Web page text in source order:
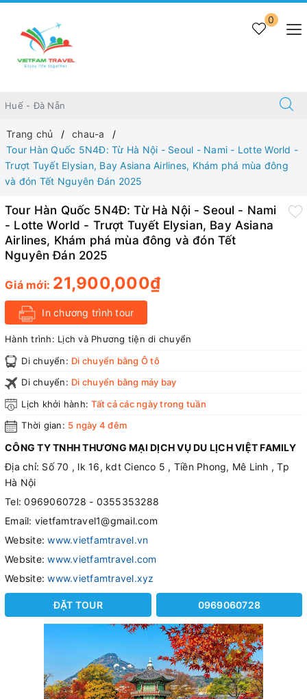
0
Trang chủ
chau-a
Tour Hàn Quốc 5N4Đ: Từ Hà Nội - Seoul - Nami - Lotte World -
Trượt Tuyết Elysian, Bay Asiana Airlines, Khám phá mùa đông
và đón Tết Nguyên Đán 2025
Tour Hàn Quốc 5N4Đ: Từ Hà Nội - Seoul - Nami
- Lotte World - Trượt Tuyết Elysian, Bay Asiana
Airlines, Khám phá mùa đông và đón Tết
Nguyên Đán 2025
Giá mới: 21,900,000₫
In chương trình tour
Hành trình: Lịch và Phương tiện di chuyển
Di chuyển: Di chuyển bằng Ô tô
Di chuyển: Di chuyển bằng máy bay
Lịch khởi hành:Tất cả các ngày trong tuần
Thời gian: 5 ngày 4 đêm
CÔNG TY TNHH THƯƠNG MẠI DỊCH VỤ DU LỊCH VIỆT FAMILY
Địa chỉ: Số 70 , lk 16, kdt Cienco 5 , Tiền Phong, Mê Linh , Tp
Hà Nội
Tel: 0969060728 - 0355353288
Email: vietfamtravel1@gmail.com
Website:www.vietfamtravel.vn
Website:www.vietfamtravel.com
Website:www.vietfamtravel.xyz
ĐẶT TOUR 0969060728